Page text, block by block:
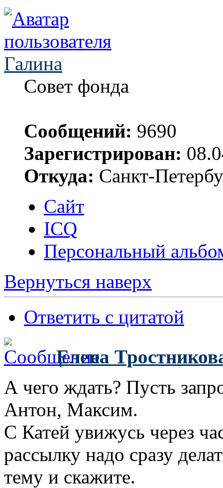
Галина
Совет фонда
Сообщений: 9690
Зарегистрирован:
Откуда: Санкт-
Сайт
ICQ
Персональный
Вернуться наверх
Ответить с цитатой
Елена
А чего ждать? Пусть
Антон, Максим.
С Катей увижусь через
рассылку надо сразу
тему и скажите.